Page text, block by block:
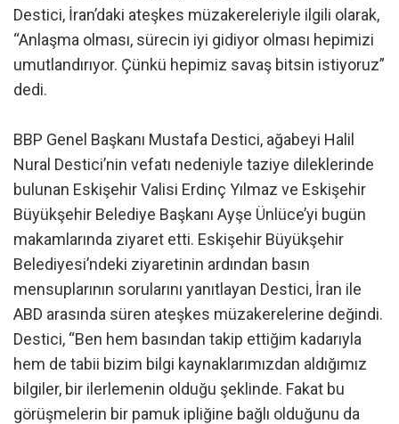
Destici, İran’daki ateşkes müzakereleriyle ilgili olarak,
“Anlaşma olması, sürecin iyi gidiyor olması hepimizi
umutlandırıyor. Çünkü hepimiz savaş bitsin istiyoruz”
dedi.
BBP Genel Başkanı Mustafa Destici, ağabeyi Halil
Nural Destici’nin vefatı nedeniyle taziye dileklerinde
bulunan Eskişehir Valisi Erdinç Yılmaz ve Eskişehir
Büyükşehir Belediye Başkanı Ayşe Ünlüce’yi bugün
makamlarında ziyaret etti. Eskişehir Büyükşehir
Belediyesi’ndeki ziyaretinin ardından basın
mensuplarının sorularını yanıtlayan Destici, İran ile
ABD arasında süren ateşkes müzakerelerine değindi.
Destici, “Ben hem basından takip ettiğim kadarıyla
hem de tabii bizim bilgi kaynaklarımızdan aldığımız
bilgiler, bir ilerlemenin olduğu şeklinde. Fakat bu
görüşmelerin bir pamuk ipliğine bağlı olduğunu da